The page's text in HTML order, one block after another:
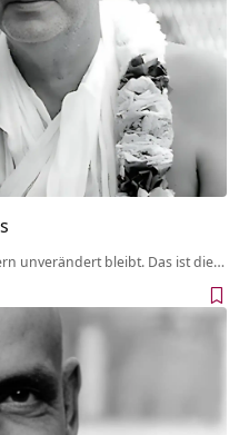
unverändert bleibt. Das ist die…